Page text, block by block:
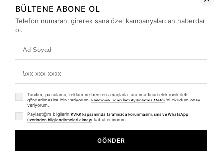
+90 (850) 473 08 08
© 2008 - 2026merterelektronik.com
- Tüm Hakları Saklıdır. Kredi kartı bilgileriniz 256bit SSL sertifikası ile
Whatsapp
BÜLTENE ABONE OL
Telefon numaranı girerek sana özel kampanyalardan haberdar
ol.
Tanıtım, pazarlama, reklam ve benzeri amaçlarla tarafıma ticari elektronik ileti
gönderilmesine izin veriyorum. Elektronik Ticari İleti Aydınlatma Metni 'ni okudum onay
veriyorum.
Paylaştığım bilgilerin KVKK kapsamında tarafınızca korunmasını, sms ve WhatsApp
üzerinden bilgilendirmeleri almayı kabul ediyorum.
GÖNDER